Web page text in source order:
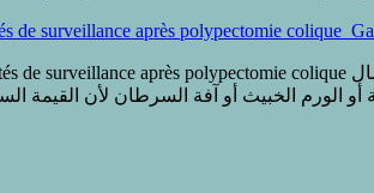
التالية اللجوء الى لفظة السليلة (2) بدلا من لفظة الإصابة أو الورم